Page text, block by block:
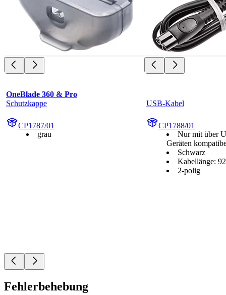
OneBlade 360 & Pro
Schutzkappe
CP1787/01
grau
USB-Kabel
CP1788/01
Nur mit über
Geräten
Schwarz
Kabellänge:
2-polig
Fehlerbehebung